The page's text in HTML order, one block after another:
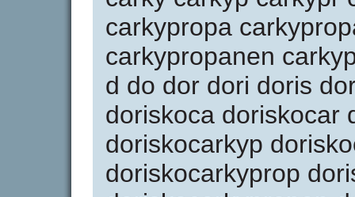
carkypropa
carkypropanen
d do dor dori doris
doriskoca doriskocar
doriskocarkyp
doriskocarkyprop